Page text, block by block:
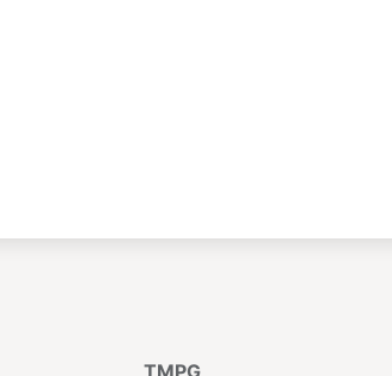
TMPG